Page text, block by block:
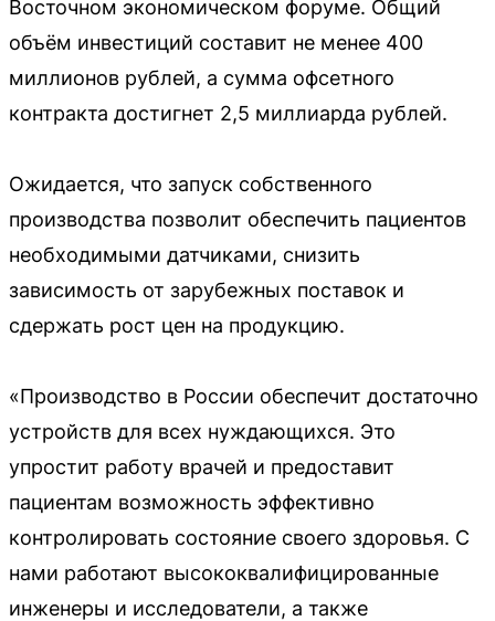
Восточном экономическом форуме. Общий
объём инвестиций составит не менее 400
миллионов рублей, а сумма офсетного
контракта достигнет 2,5 миллиарда рублей.
Ожидается, что запуск собственного
производства позволит обеспечить пациентов
необходимыми датчиками, снизить
зависимость от зарубежных поставок и
сдержать рост цен на продукцию.
«Производство в России обеспечит достаточно
устройств для всех нуждающихся. Это
упростит работу врачей и предоставит
пациентам возможность эффективно
контролировать состояние своего здоровья. С
нами работают высококвалифицированные
инженеры и исследователи, а также